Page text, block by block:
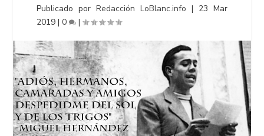
Publicado porRedacción LoBlanc.info | 23 Mar
2019 |0 |